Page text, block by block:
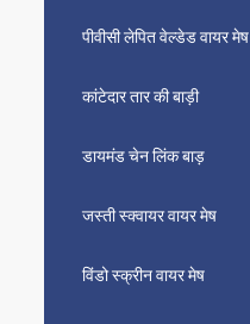
पीवीसी लेपित वेल्डेड वायर मेष
कांटेदार तार की बाड़ी
डायमंड चेन लिंक बाड़
जस्ती स्क्वायर वायर मेष
विंडो स्क्रीन वायर मेष